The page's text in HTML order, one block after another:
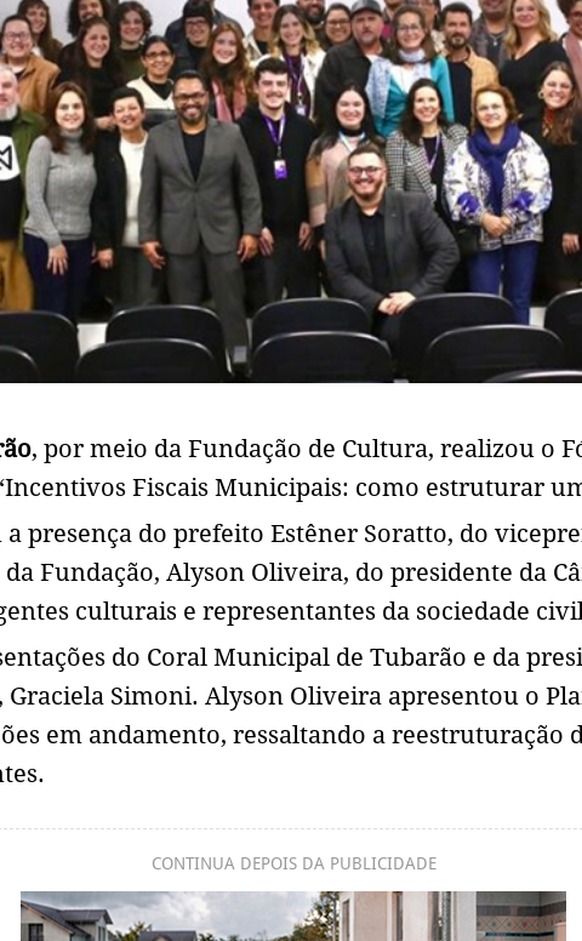
, por meio da Fundação de Cultura, realizou o
Fiscais Municipais: como estruturar
presença do prefeito Estêner Soratto, do
Fundação, Alyson Oliveira, do presidente da
culturais e representantes da sociedade
do Coral Municipal de Tubarão e da
Simoni. Alyson Oliveira apresentou o
em andamento, ressaltando a reestruturação
CONTINUA DEPOIS DA PUBLICIDADE